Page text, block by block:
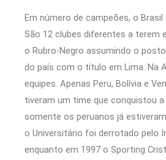
Em número de campeões, o
São 12 clubes diferentes a terem
o Rubro-Negro assumindo o
do país com o título em Lima. Na
equipes. Apenas Peru, Bolívia e
tiveram um time que conquistou
somente os peruanos já
o Universitário foi derrotado pelo
enquanto em 1997 o Sporting